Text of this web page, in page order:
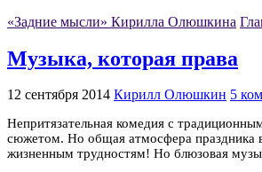
«Задние мысли» Кирилла Олюшкина
Музыка, которая права
12 сентября 2014 Кирилл Олюшкин 5
Непритязательная комедия с
сюжетом. Но общая атмосфера праздника
жизненным трудностям! Но блюзовая